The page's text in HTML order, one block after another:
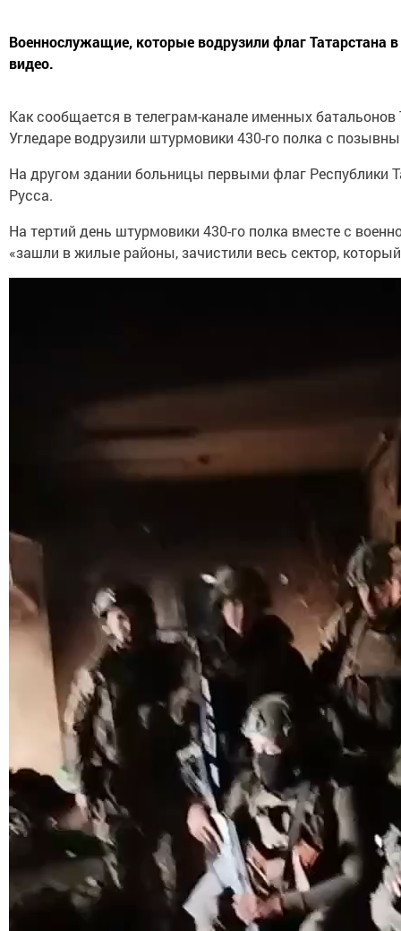
Военнослужащие, которые водрузили флаг Татарстана
видео.
Как сообщается в телеграм-канале именных
Угледаре водрузили штурмовики 430-го полка с
На другом здании больницы первыми флаг Республики
Русса.
На тертий день штурмовики 430-го полка вместе с
«зашли в жилые районы, зачистили весь сектор,